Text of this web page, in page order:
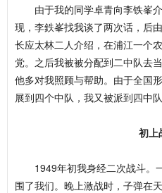
由于我的同学卓青向李铁峯介
现，李鉄峯找我谈了两次话，后
长应太林二人介绍，在浦江一个
党。之后我被被分配到二中队去
他多对我照顾与帮助。由于全国
展到四个中队，我又被派到四中
初上
1949年初我身经二次战斗。
围了我们。晚上激战时，子弹在